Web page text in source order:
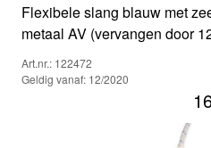
Flexibele slang blauw met
metaal AV (vervangen door
Art.nr.: 122472
Geldig vanaf: 12/2020